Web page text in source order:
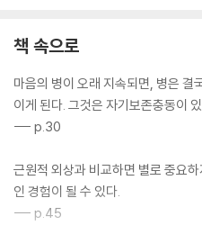
책 속으로
마음의 병이 오래 지속되면, 병은 결
이게 된다. 그것은 자기보존충동이
--- p.30
근원적 외상과 비교하면 별로 중요
인 경험이 될 수 있다.
--- p.45